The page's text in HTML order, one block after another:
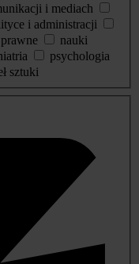
i mediach
i administracji
nauki
psychologia
sztuki